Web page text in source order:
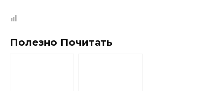
Полезно Почитать